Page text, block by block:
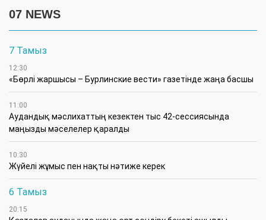
07 NEWS
7 Тамыз
12:30
«Бөрлі жаршысы – Бурлинские вести» газетінде жаңа басшы
11:00
Аудандық мәслихаттың кезектен тыс 42-сессиясында
маңызды мәселелер қаралды
10:30
Жүйелі жұмыс пен нақты нәтиже керек
6 Тамыз
20:15